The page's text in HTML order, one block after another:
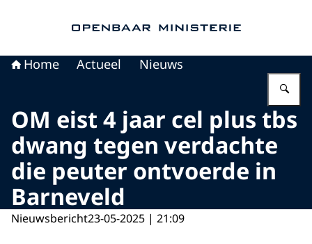
Home Actueel Nieuws
OM eist 4 jaar cel plus tbs
dwang tegen verdachte
die peuter ontvoerde in
Barneveld
Nieuwsbericht23-05-2025 | 21:09